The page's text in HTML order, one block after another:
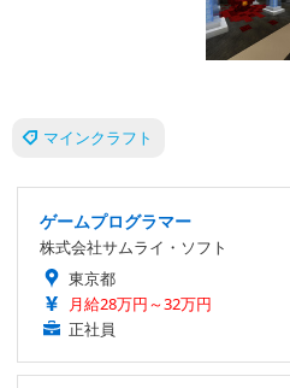
マインクラフト
ゲームプログラマー
株式会社サムライ・ソフト
東京都
月給28万円～32万円
正社員